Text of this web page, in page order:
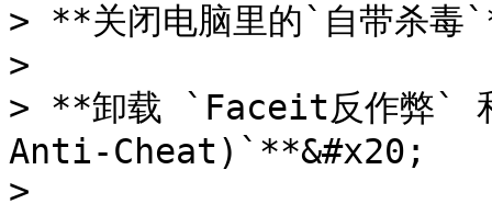
> **关闭电脑里的`自带杀毒
>
> **卸载 `Faceit反作弊`
Anti-Cheat)`**&#x20;
>